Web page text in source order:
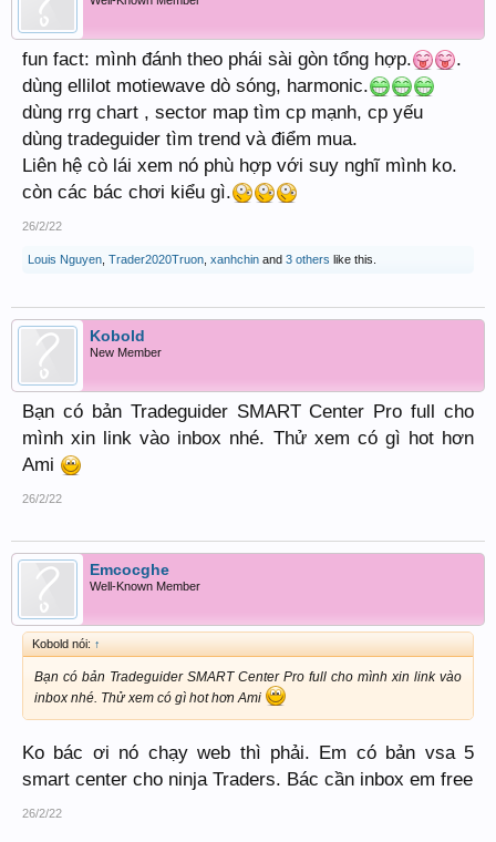
fun fact: mình đánh theo phái sài gòn tổng hợp.
.
dùng ellilot motiewave dò sóng, harmonic.
dùng rrg chart , sector map tìm cp mạnh, cp yếu
dùng tradeguider tìm trend và điểm mua.
Liên hệ cò lái xem nó phù hợp với suy nghĩ mình ko.
còn các bác chơi kiểu gì.
26/2/22
Louis Nguyen Trader2020Truon xanhchin and 3 others like this.
Kobold
New Member
Bạn có bản Tradeguider SMART Center Pro full cho
mình xin link vào inbox nhé. Thử xem có gì hot hơn
Ami
26/2/22
Emcocghe
Well-Known Member
Kobold nói: ↑
Bạn có bản Tradeguider SMART Center Pro full cho mình xin link vào
inbox nhé. Thử xem có gì hot hơn Ami
Ko bác ơi nó chạy web thì phải. Em có bản vsa 5
smart center cho ninja Traders. Bác cần inbox em free
26/2/22